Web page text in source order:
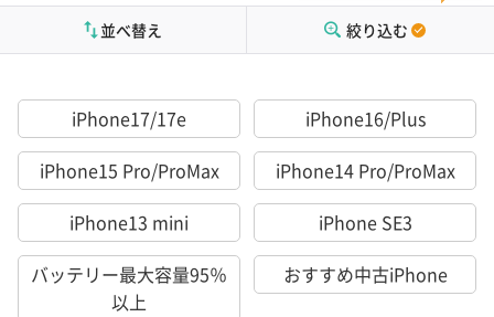
絞り込む
並べ替え
iPhone17/17e
iPhone16/Plus
iPhone15 Pro/ProMax
iPhone14 Pro/ProMax
iPhone13 mini
iPhone SE3
バッテリー最大容量95％
以上
おすすめ中古iPhone